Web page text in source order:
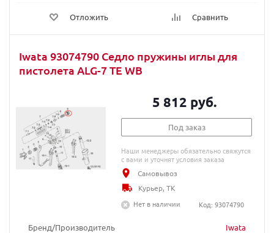
Отложить Сравнить
Iwata 93074790 Седло пружины иглы для
пистолета ALG-7 TE WB
Бренд/Производитель Iwata
5 812 руб.
Под заказ
Наши менеджеры обязательно свяжутся
с вами и уточнят условия заказа
Самовывоз
Курьер, ТК
Нет в наличии
Код: 93074790